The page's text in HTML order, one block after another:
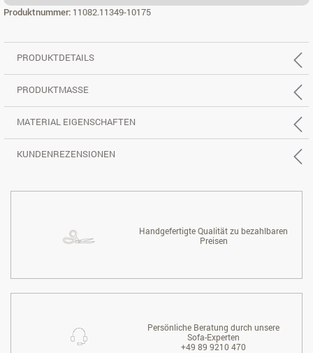
Produktnummer: 11082.11349-10175
PRODUKTDETAILS
PRODUKTMASSE
MATERIAL EIGENSCHAFTEN
KUNDENREZENSIONEN
Handgefertigte Qualität zu bezahlbaren
Preisen
Persönliche Beratung durch unsere
Sofa-Experten
+49 89 9210 470